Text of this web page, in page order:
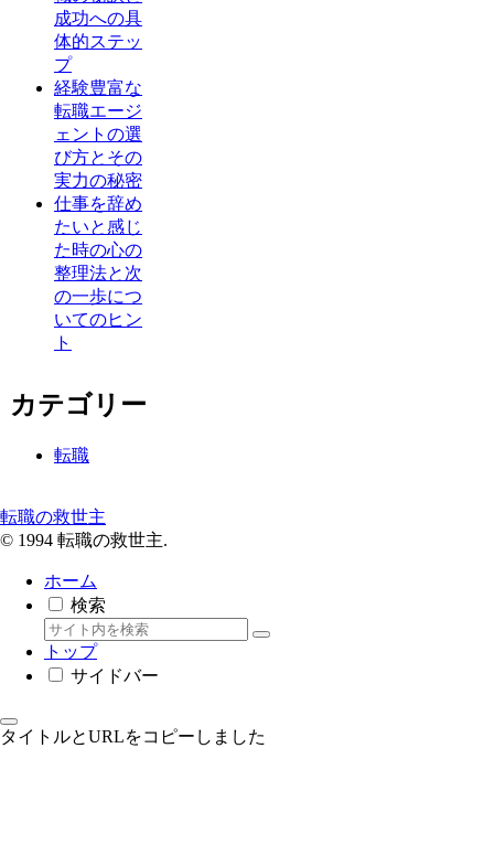
成功への具
体的ステッ
プ
経験豊富な
転職エージ
ェントの選
び方とその
実力の秘密
仕事を辞め
たいと感じ
た時の心の
整理法と次
の一歩につ
いてのヒン
ト
カテゴリー
転職
転職の救世主
© 1994 転職の救世主.
ホーム
検索
トップ
サイドバー
タイトルとURLをコピーしました